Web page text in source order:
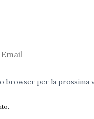
browser per la prossima